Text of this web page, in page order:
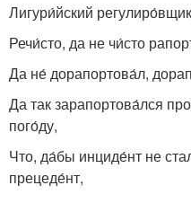
Лигури́йский
Речи́сто, да не чи́сто
Да не́ дорапортова́л,
Да так зарапортова́лся
пого́ду,
Что, да́бы инциде́нт не
прецеде́нт,